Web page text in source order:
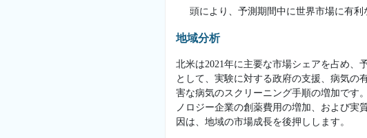
頭により、予測期間中に世界市場に有利
地域分析
北米は2021年に主要な市場シェアを占め、
として、実験に対する政府の支援、病気の
害な病気のスクリーニング手順の増加です
ノロジー企業の創薬費用の増加、および
因は、地域の市場成長を後押しします。